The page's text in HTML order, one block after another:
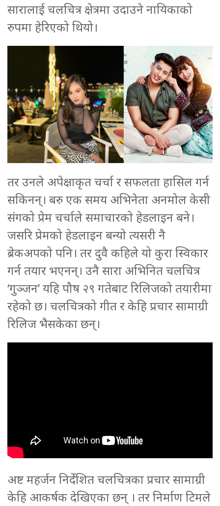
सारालाई चलचित्र क्षेत्रमा उदाउने नायिकाको
रुपमा हेरिएको थियो।
तर उनले अपेक्षाकृत चर्चा र सफलता हासिल गर्न
सकिनन्। बरु एक समय अभिनेता अनमोल केसी
संगको प्रेम चर्चाले समाचारको हेडलाइन बने।
जसरि प्रेमको हेडलाइन बन्यो त्यसरी नै
ब्रेकअपको पनि। तर दुवै कहिले यो कुरा स्विकार
गर्न तयार भएनन्। उनै सारा अभिनित चलचित्र
‘गुञ्जन’ यहि पौष २९ गतेबाट रिलिजको तयारीमा
रहेको छ। चलचित्रको गीत र केहि प्रचार सामाग्री
रिलिज भैसकेका छन्।
अष्ट महर्जन निर्देशित चलचित्रका प्रचार सामाग्री
केहि आकर्षक देखिएका छन् । तर निर्माण टिमले